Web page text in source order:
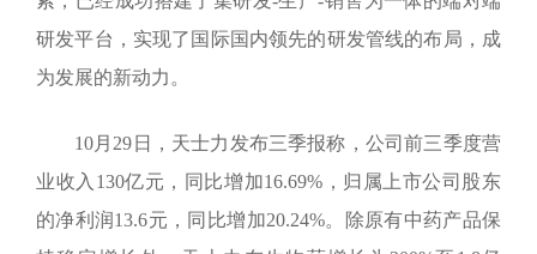
研发平台，实现了国际国内领先的研发管线的布局，成
为发展的新动力。
10月 29 日，天士力发布三季报称，公司前三季度营
业收入 130亿元，同比增加16.69% ，归属上市公司股东
的净利润13.6元，同比增加20.24%。除原有中药产品保